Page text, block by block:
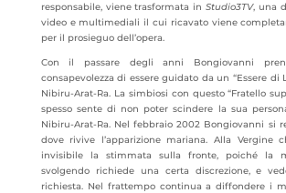
responsabile, viene trasformata in Studio3TV, una
video e multimediali il cui ricavato viene
per il prosieguo dell’opera.
Con il passare degli anni Bongiovanni
consapevolezza di essere guidato da un “Essere di
Nibiru-Arat-Ra. La simbiosi con questo “Fratello
spesso sente di non poter scindere la sua
Nibiru-Arat-Ra. Nel febbraio 2002 Bongiovanni si
dove rivive l’apparizione mariana. Alla Vergine
invisibile la stimmata sulla fronte, poiché la
svolgendo richiede una certa discrezione, e
richiesta. Nel frattempo continua a diffondere i